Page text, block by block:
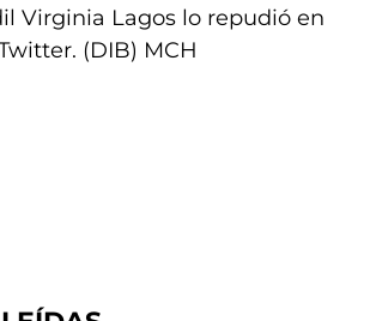
Virginia Lagos lo repudió en
(DIB) MCH